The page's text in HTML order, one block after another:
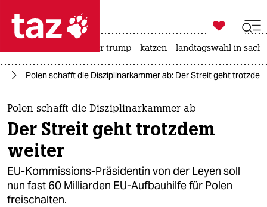
 taz zahl ich
taz zahl ich
themen
politik
öko
gesellschaft

taz zahl ich
usa unter trump katzen landtagswahl in
Polen schafft die Disziplinarkammer ab: Der Streit geht
Polen schafft die Disziplinarkammer ab
Der Streit geht trotzdem
weiter
EU-Kommissions-Präsidentin von der Leyen soll
nun fast 60 Milliarden EU-Aufbauhilfe für Polen
freischalten.